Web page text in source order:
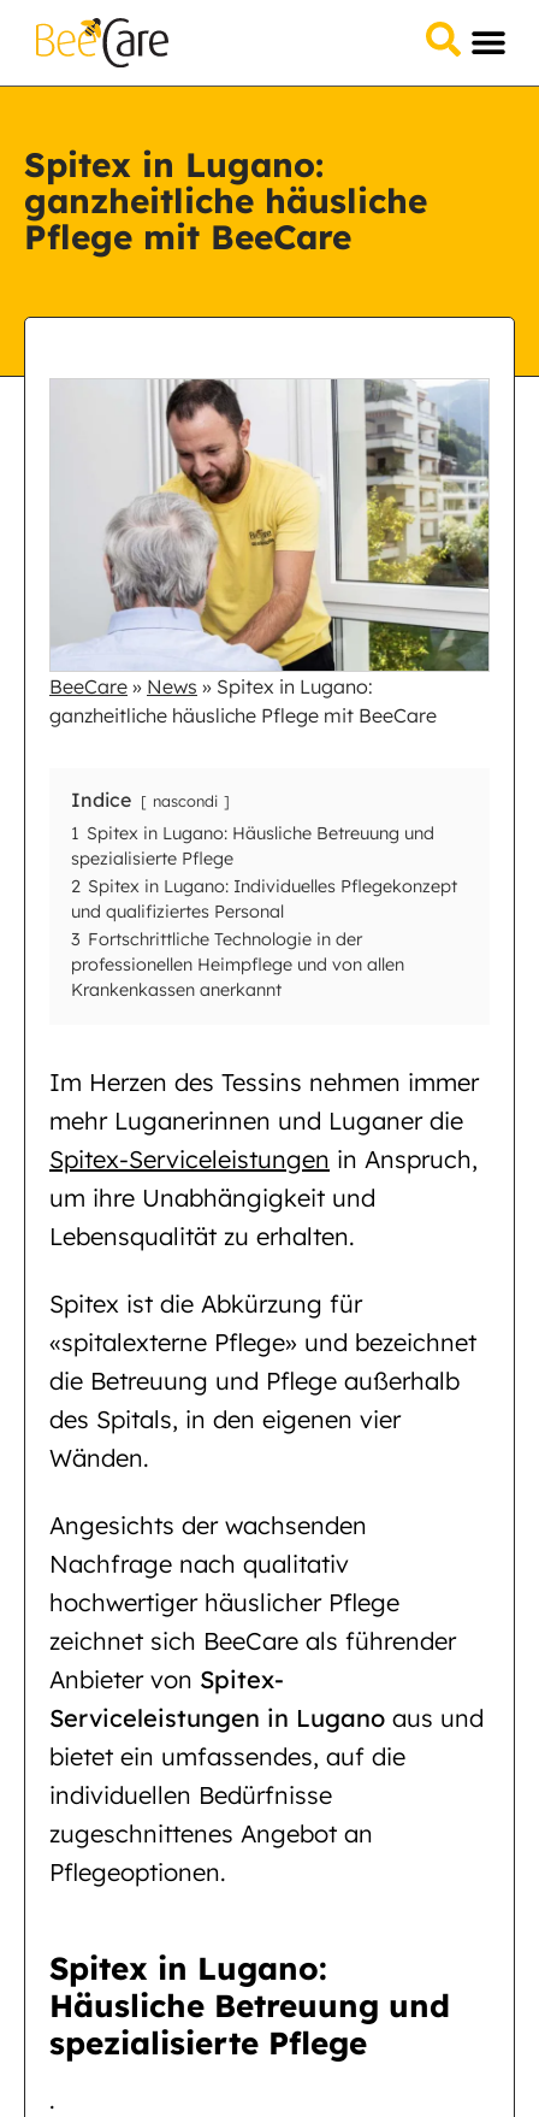
Spitex in Lugano:
ganzheitliche häusliche
Pflege mit BeeCare
BeeCare » News » Spitex in Lugano:
ganzheitliche häusliche Pflege mit BeeCare
Indice nascondi
1 Spitex in Lugano: Häusliche Betreuung und
spezialisierte Pflege
2 Spitex in Lugano: Individuelles Pflegekonzept
und qualifiziertes Personal
3 Fortschrittliche Technologie in der
professionellen Heimpflege und von allen
Krankenkassen anerkannt
Im Herzen des Tessins nehmen immer
mehr Luganerinnen und Luganer die
Spitex-Serviceleistungen in Anspruch,
um ihre Unabhängigkeit und
Lebensqualität zu erhalten.
Spitex ist die Abkürzung für
«spitalexterne Pflege» und bezeichnet
die Betreuung und Pflege außerhalb
des Spitals, in den eigenen vier
Wänden.
Angesichts der wachsenden
Nachfrage nach qualitativ
hochwertiger häuslicher Pflege
zeichnet sich BeeCare als führender
Anbieter von Spitex-
Serviceleistungen in Lugano aus und
bietet ein umfassendes, auf die
individuellen Bedürfnisse
zugeschnittenes Angebot an
Pflegeoptionen.
Spitex in Lugano:
Häusliche Betreuung und
spezialisierte Pflege
.